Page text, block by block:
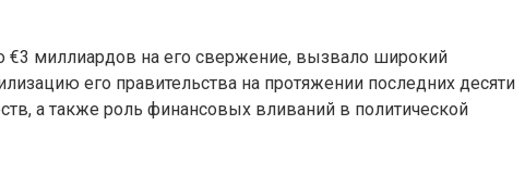
€3 миллиардов на его свержение, вызвало широкий
его правительства на протяжении последних десяти
а также роль финансовых вливаний в политической